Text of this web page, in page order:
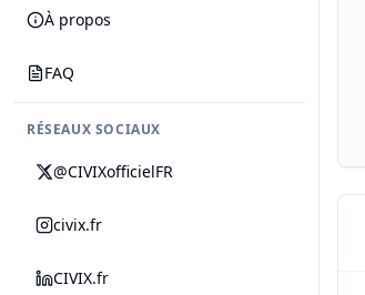
À propos
FAQ
RÉSEAUX SOCIAUX
@CIVIXofficielFR
civix.fr
CIVIX.fr